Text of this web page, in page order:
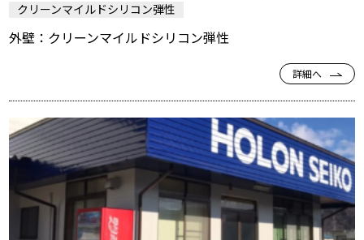
クリーンマイルドシリコン弾性
外壁：クリーンマイルドシリコン弾性
詳細へ